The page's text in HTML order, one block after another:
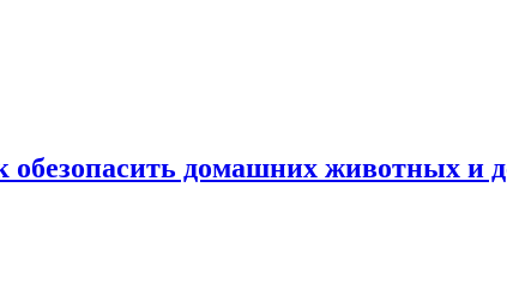
домашних животных и